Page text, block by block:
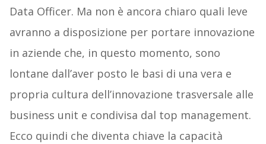
Data Officer. Ma non è ancora chiaro quali leve
avranno a disposizione per portare innovazione
in aziende che, in questo momento, sono
lontane dall’aver posto le basi di una vera e
propria cultura dell’innovazione trasversale alle
business unit e condivisa dal top management.
Ecco quindi che diventa chiave la capacità